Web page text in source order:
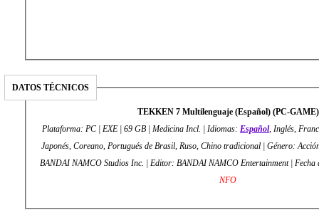
DATOS TÉCNICOS
TEKKEN 7 Multilenguaje (Español) (PC-GAME)
Plataforma: PC | EXE | 69 GB | Medicina Incl. | Idiomas: Español, Inglés,
Japonés, Coreano, Portugués de Brasil, Ruso, Chino tradicional | Género:
BANDAI NAMCO Studios Inc. | Editor: BANDAI NAMCO
NFO